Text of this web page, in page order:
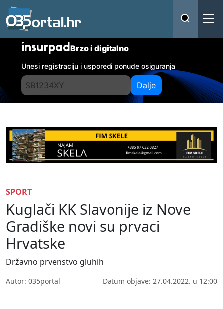
insurpadBrzo i digitalno
Unesi registraciju i usporedi ponude osiguranja
Dalje
SPORT
Kuglači KK Slavonije iz Nove
Gradiške novi su prvaci
Hrvatske
Državno prvenstvo gluhih
Autor: 035portal Datum objave: 27.04.2022. u 12:00